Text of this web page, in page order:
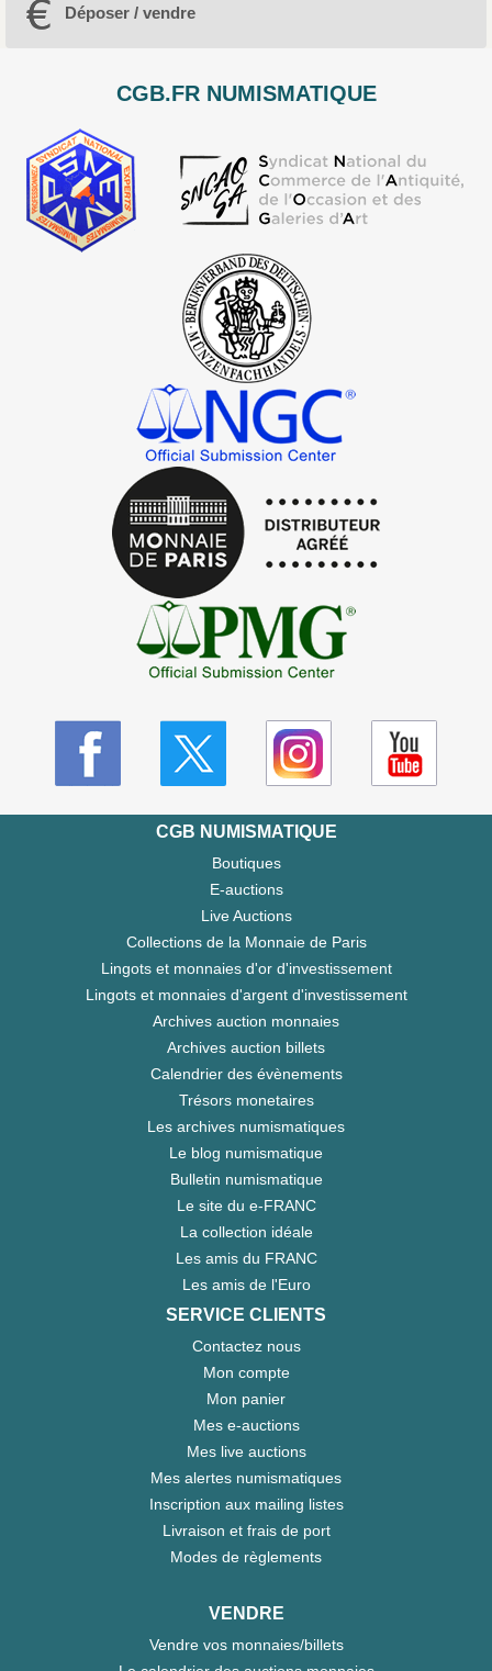
Déposer / vendre
CGB.FR NUMISMATIQUE
CGB NUMISMATIQUE
Boutiques
E-auctions
Live Auctions
Collections de la Monnaie de Paris
Lingots et monnaies d'or d'investissement
Lingots et monnaies d'argent d'investissement
Archives auction monnaies
Archives auction billets
Calendrier des évènements
Trésors monetaires
Les archives numismatiques
Le blog numismatique
Bulletin numismatique
Le site du e-FRANC
La collection idéale
Les amis du FRANC
Les amis de l'Euro
SERVICE CLIENTS
Contactez nous
Mon compte
Mon panier
Mes e-auctions
Mes live auctions
Mes alertes numismatiques
Inscription aux mailing listes
Livraison et frais de port
Modes de règlements
VENDRE
Vendre vos monnaies/billets